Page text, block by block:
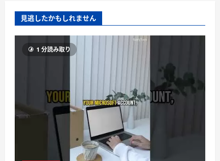
見逃したかもしれません
1 分読み取り